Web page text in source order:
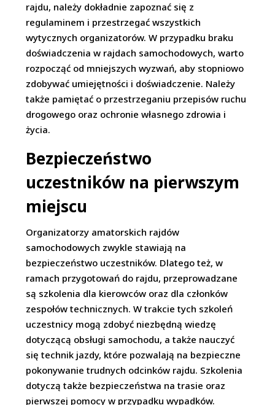
rajdu, należy dokładnie zapoznać się z
regulaminem i przestrzegać wszystkich
wytycznych organizatorów. W przypadku braku
doświadczenia w rajdach samochodowych, warto
rozpocząć od mniejszych wyzwań, aby stopniowo
zdobywać umiejętności i doświadczenie. Należy
także pamiętać o przestrzeganiu przepisów ruchu
drogowego oraz ochronie własnego zdrowia i
życia.
Bezpieczeństwo
uczestników na pierwszym
miejscu
Organizatorzy amatorskich rajdów
samochodowych zwykle stawiają na
bezpieczeństwo uczestników. Dlatego też, w
ramach przygotowań do rajdu, przeprowadzane
są szkolenia dla kierowców oraz dla członków
zespołów technicznych. W trakcie tych szkoleń
uczestnicy mogą zdobyć niezbędną wiedzę
dotyczącą obsługi samochodu, a także nauczyć
się technik jazdy, które pozwalają na bezpieczne
pokonywanie trudnych odcinków rajdu. Szkolenia
dotyczą także bezpieczeństwa na trasie oraz
pierwszej pomocy w przypadku wypadków.